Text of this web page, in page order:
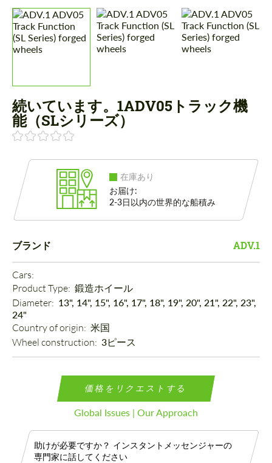
続いています。1ADV05トラック機
能（SLシリーズ）
在庫あり
お届け:
2-3日以内の世界的な船積み
ブランド ADV.1
Cars:
Product Type: 鍛造ホイール
Diameter: 13", 14", 15", 16", 17", 18", 19", 20", 21", 22", 23",
24"
Country of origin: 米国
Wheel construction: 3ピース
価格をリクエストする
Global Issues | Our Approach
助けが必要ですか？ インスタントメッセンジャーの
専門家に話してください